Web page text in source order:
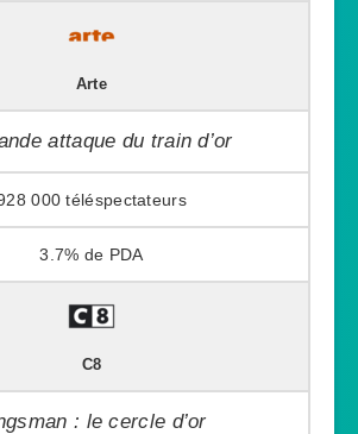
Arte
attaque du train d’or
000
3.7%
C8
: le cercle d’or